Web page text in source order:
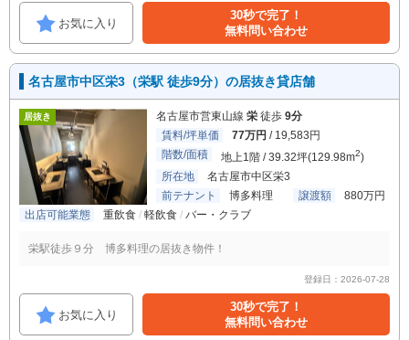
お気に入り
30秒で完了！
無料問い合わせ
名古屋市中区栄3（栄駅 徒歩9分）の居抜き貸店舗
居抜き 名古屋市営東山線 栄 徒歩 9分
賃料/坪単価
77万円 / 19,583円
階数/面積
地上1階 / 39.32坪(129.98m2)
所在地
名古屋市中区栄3
前テナント
博多料理 譲渡額
880万円
出店可能業態
重飲食 軽飲食 バー・クラブ
栄駅徒歩９分 博多料理の居抜き物件！
登録日：2026-07-28
お気に入り
30秒で完了！
無料問い合わせ